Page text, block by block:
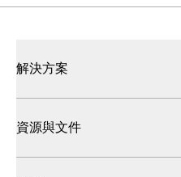
解決方案
資源與文件